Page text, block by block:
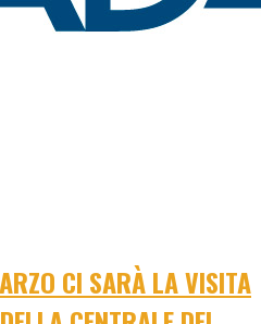
CI SARÀ LA VISITA